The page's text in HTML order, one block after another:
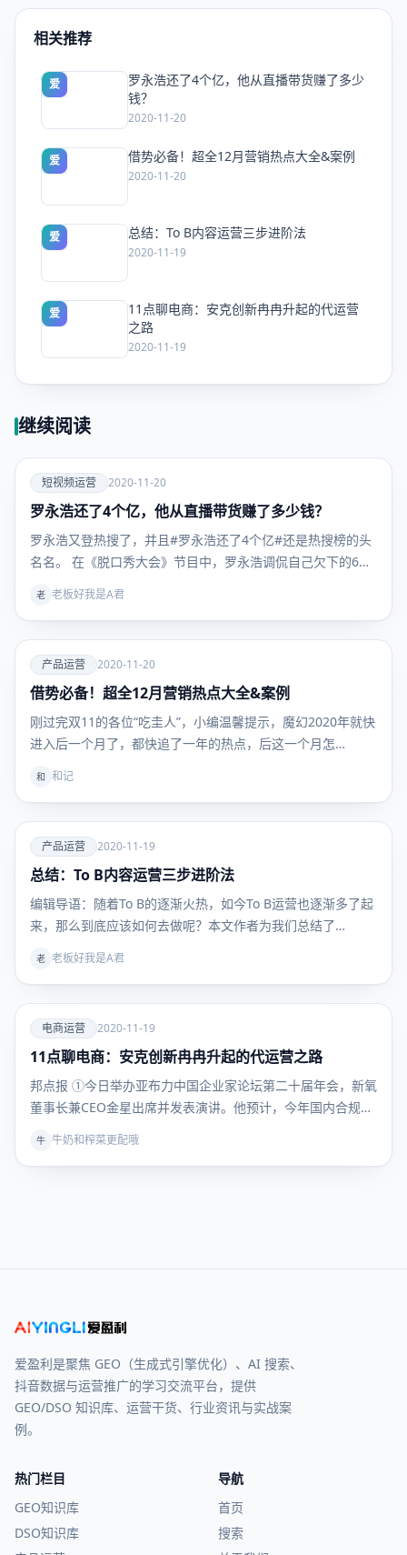
相关推荐
爱
罗永浩还了4个亿，他从直播带货赚了多少
钱？
2020-11-20
爱 借势必备！超全12月营销热点大全&案例
2020-11-20
爱 总结：To B内容运营三步进阶法
2020-11-19
爱
11点聊电商：安克创新冉冉升起的代运营
之路
2020-11-19
继续阅读
爱
短视频运
营
短视频运营 2020-11-20
罗永浩还了4个亿，他从直播带货赚了多少钱？
罗永浩又登热搜了，并且#罗永浩还了4个亿#还是热搜榜的头
名名。 在《脱口秀大会》节目中，罗永浩调侃自己欠下的6…
老 老板好我是A君
爱
产品运
营
产品运营 2020-11-20
借势必备！超全12月营销热点大全&案例
刚过完双11的各位“吃圭人”，小编温馨提示，魔幻2020年就快
进入后一个月了，都快追了一年的热点，后这一个月怎…
和 和记
爱
产品运
营
产品运营 2020-11-19
总结：To B内容运营三步进阶法
编辑导语：随着To B的逐渐火热，如今To B运营也逐渐多了起
来，那么到底应该如何去做呢？本文作者为我们总结了…
老 老板好我是A君
爱
电商运
营
电商运营 2020-11-19
11点聊电商：安克创新冉冉升起的代运营之路
邦点报 ①今日举办亚布力中国企业家论坛第二十届年会，新氧
董事长兼CEO金星出席并发表演讲。他预计，今年国内合规…
牛 牛奶和榨菜更配哦
爱盈利是聚焦 GEO（生成式引擎优化）、AI 搜索、
抖音数据与运营推广的学习交流平台，提供
GEO/DSO 知识库、运营干货、行业资讯与实战案
例。
热门栏目
GEO知识库
DSO知识库
导航
首页
搜索